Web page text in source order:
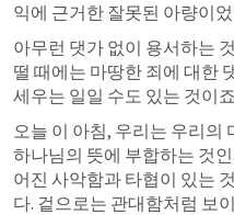
익에 근거한 잘못된 아량이
아무런 댓가 없이 용서하는
떨 때에는 마땅한 죄에 대한
세우는 일일 수도 있는 것이
오늘 이 아침, 우리는 우리의
하나님의 뜻에 부합하는 것
어진 사악함과 타협이 있는
다. 겉으로는 관대함처럼 보